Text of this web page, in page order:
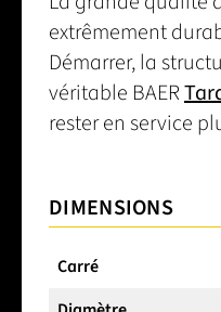
extrêmement
Démarrer, la
véritable BAER
rester en service
DIMENSIONS
Carré